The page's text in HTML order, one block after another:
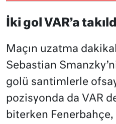
İki gol VAR’a
Maçın uzatma
Sebastian
golü santimlerle
pozisyonda da VAR
biterken